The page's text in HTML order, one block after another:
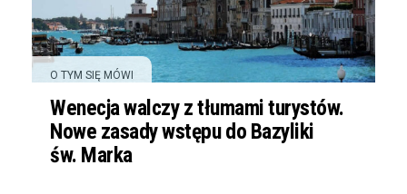
O TYM SIĘ MÓWI
Wenecja walczy z tłumami turystów.
Nowe zasady wstępu do Bazyliki
św. Marka